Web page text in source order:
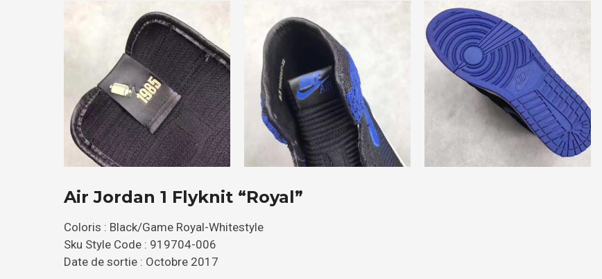
Air Jordan 1 Flyknit “Royal”
Coloris : Black/Game Royal-Whitestyle
Sku Style Code : 919704-006
Date de sortie : Octobre 2017